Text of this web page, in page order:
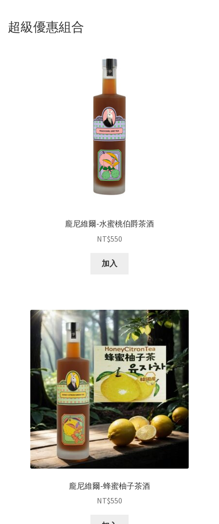
超級優惠組合
龐尼維爾-水蜜桃伯爵茶酒
NT$550
加入
龐尼維爾-蜂蜜柚子茶酒
NT$550